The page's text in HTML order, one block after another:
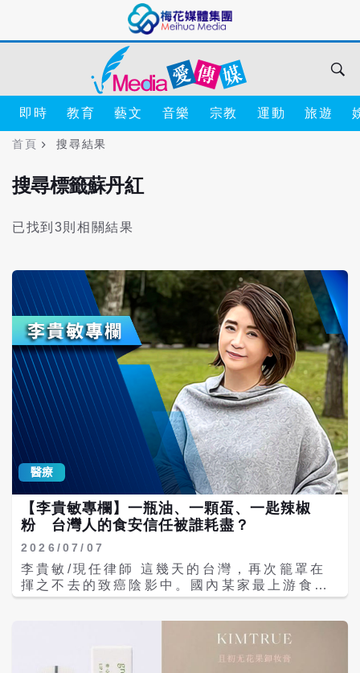
即時 教育 藝文 音樂 宗教 運動 旅遊
首頁 搜尋結果
搜尋標籤蘇丹紅
已找到3則相關結果
醫療
【李貴敏專欄】一瓶油、一顆蛋、一匙辣椒
粉 台灣人的食安信任被誰耗盡？
2026/07/07
李貴敏/現任律師 這幾天的台灣，再次籠罩在
揮之不去的致癌陰影中。國內某家最上游食用
油供應大廠，驚爆一批高達1300公噸的大豆沙
1300公噸是多麼駭人的數字？換算成體積，足
以灌滿2.5座學校標準游泳池。這龐大數量的
問題油品，也早已化作鹽酥雞、熱炒、沙拉